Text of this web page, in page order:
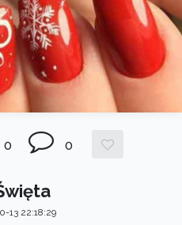
0 0
13 22:18:29